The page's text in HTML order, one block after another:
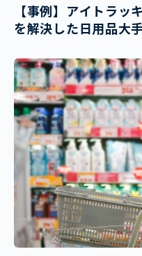
【事例】アイトラッ
を解決した日用品大